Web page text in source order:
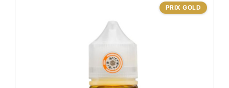
PRIX GOLD